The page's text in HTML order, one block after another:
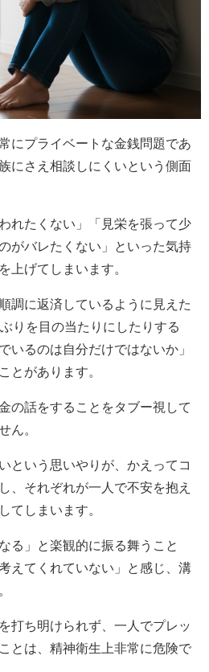
にプライベートな金銭問題であ
にさえ相談しにくいという側面
れたくない」「見栄を張って少
がバレたくない」といった気持
上げてしまいます。
調に返済しているように見えた
りを目の当たりにしたりする
いるのは自分だけではないか」
とがあります。
の話をすることをタブー視して
ん。
という思いやりが、かえってコ
、それぞれが一人で不安を抱え
てしまいます。
る」と楽観的に振る舞うこと
えてくれていない」と感じ、溝
打ち明けられず、一人でプレッ
とは、精神衛生上非常に危険で